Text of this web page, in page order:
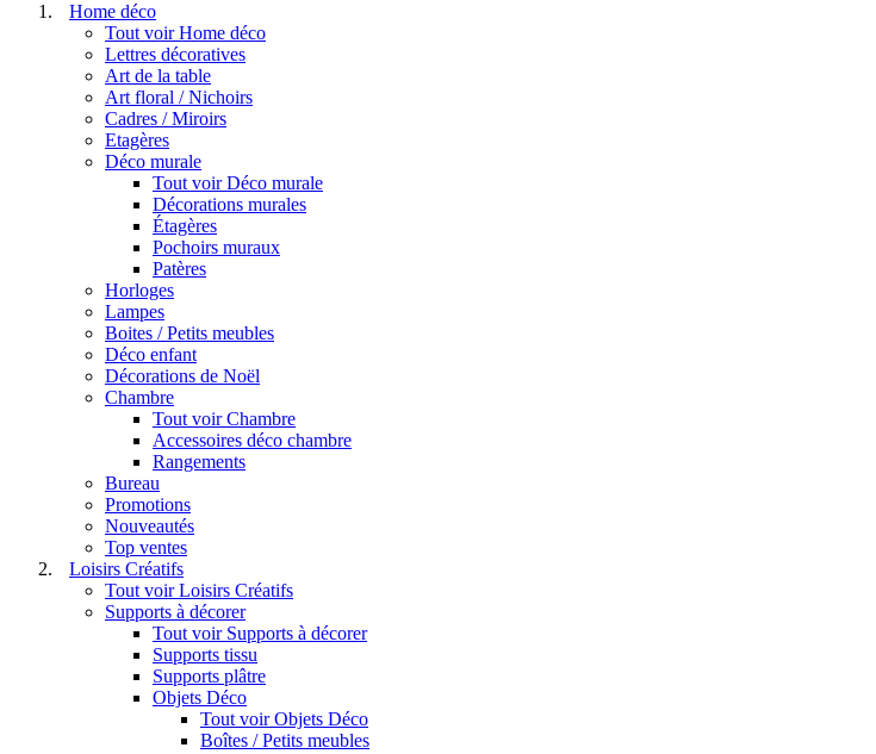
Home déco
Tout voir Home déco
Lettres décoratives
Art de la table
Art floral / Nichoirs
Cadres / Miroirs
Etagères
Déco murale
Tout voir Déco murale
Décorations murales
Étagères
Pochoirs muraux
Patères
Horloges
Lampes
Boites / Petits meubles
Déco enfant
Décorations de Noël
Chambre
Tout voir Chambre
Accessoires déco chambre
Rangements
Bureau
Promotions
Nouveautés
Top ventes
Loisirs Créatifs
Tout voir Loisirs Créatifs
Supports à décorer
Tout voir Supports à décorer
Supports tissu
Supports plâtre
Objets Déco
Tout voir Objets Déco
Boîtes / Petits meubles